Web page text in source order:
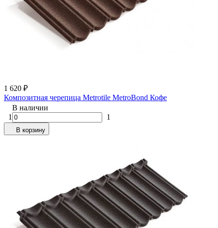
1 620 ₽
Композитная черепица Metrotile MetroBond Кофе
В наличии
1
1
В корзину